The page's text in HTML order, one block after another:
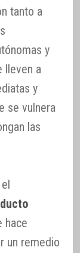
tanto a
y
lleven a
y
se vulnera
las
hace
un remedio